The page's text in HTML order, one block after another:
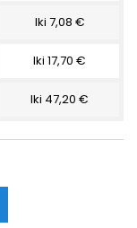
Iki 7,08 €
Iki 17,70 €
Iki 47,20 €